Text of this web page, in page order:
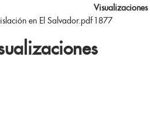
Visualizaciones
en El Salvador.pdf 1877